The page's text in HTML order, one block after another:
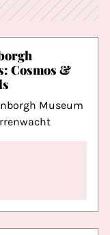
Cosmos &
Museum